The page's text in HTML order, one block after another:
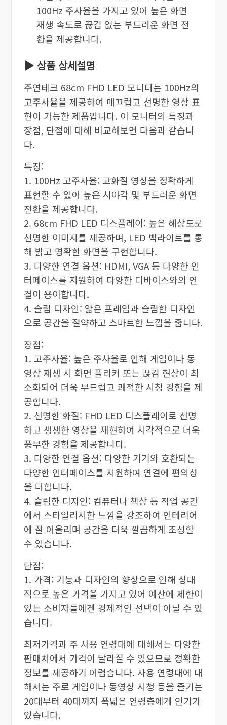
100Hz 주사율을 가지고 있어 높은 화면
재생 속도로 끊김 없는 부드러운 화면 전
환을 제공합니다.
▶ 상품 상세설명
주연테크 68cm FHD LED 모니터는 100Hz의
고주사율을 제공하여 매끄럽고 선명한 영상 표
현이 가능한 제품입니다. 이 모니터의 특징과
장점, 단점에 대해 비교해보면 다음과 같습니
다.
특징:
1. 100Hz 고주사율: 고화질 영상을 정확하게
표현할 수 있어 높은 시야각 및 부드러운 화면
전환을 제공합니다.
2. 68cm FHD LED 디스플레이: 높은 해상도로
선명한 이미지를 제공하며, LED 백라이트를 통
해 밝고 명확한 화면을 구현합니다.
3. 다양한 연결 옵션: HDMI, VGA 등 다양한 인
터페이스를 지원하여 다양한 디바이스와의 연
결이 용이합니다.
4. 슬림 디자인: 얇은 프레임과 슬림한 디자인
으로 공간을 절약하고 스마트한 느낌을 줍니다.
장점:
1. 고주사율: 높은 주사율로 인해 게임이나 동
영상 재생 시 화면 플리커 또는 끊김 현상이 최
소화되어 더욱 부드럽고 쾌적한 시청 경험을 제
공합니다.
2. 선명한 화질: FHD LED 디스플레이로 선명
하고 생생한 영상을 재현하여 시각적으로 더욱
풍부한 경험을 제공합니다.
3. 다양한 연결 옵션: 다양한 기기와 호환되는
다양한 인터페이스를 지원하여 연결에 편의성
을 더합니다.
4. 슬림한 디자인: 컴퓨터나 책상 등 작업 공간
에서 스타일리시한 느낌을 강조하여 인테리어
에 잘 어울리며 공간을 더욱 깔끔하게 조성할
수 있습니다.
단점:
1. 가격: 기능과 디자인의 향상으로 인해 상대
적으로 높은 가격을 가지고 있어 예산에 제한이
있는 소비자들에겐 경제적인 선택이 아닐 수 있
습니다.
최저가격과 주 사용 연령대에 대해서는 다양한
판매처에서 가격이 달라질 수 있으므로 정확한
정보를 제공하기 어렵습니다. 사용 연령대에 대
해서는 주로 게임이나 동영상 시청 등을 즐기는
20대부터 40대까지 폭넓은 연령층에게 인기가
있습니다.